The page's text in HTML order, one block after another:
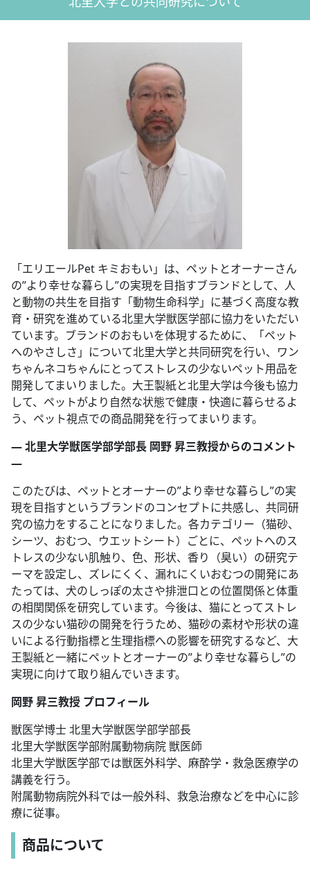
「エリエールPet キミおもい」は、ペットとオーナーさん
の”より幸せな暮らし”の実現を目指すブランドとして、人
と動物の共生を目指す「動物生命科学」に基づく高度な教
育・研究を進めている北里大学獣医学部に協力をいただい
ています。ブランドのおもいを体現するために、「ペット
へのやさしさ」について北里大学と共同研究を行い、ワン
ちゃんネコちゃんにとってストレスの少ないペット用品を
開発してまいりました。大王製紙と北里大学は今後も協力
して、ペットがより自然な状態で健康・快適に暮らせるよ
う、ペット視点での商品開発を行ってまいります。
― 北里大学獣医学部学部長 岡野 昇三教授からのコメント
―
このたびは、ペットとオーナーの”より幸せな暮らし”の実
現を目指すというブランドのコンセプトに共感し、共同研
究の協力をすることになりました。各カテゴリー（猫砂、
シーツ、おむつ、ウエットシート）ごとに、ペットへのス
トレスの少ない肌触り、色、形状、香り（臭い）の研究テ
ーマを設定し、ズレにくく、漏れにくいおむつの開発にあ
たっては、犬のしっぽの太さや排泄口との位置関係と体重
の相関関係を研究しています。今後は、猫にとってストレ
スの少ない猫砂の開発を行うため、猫砂の素材や形状の違
いによる行動指標と生理指標への影響を研究するなど、大
王製紙と一緒にペットとオーナーの”より幸せな暮らし”の
実現に向けて取り組んでいきます。
岡野 昇三教授 プロフィール
獣医学博士 北里大学獣医学部学部長
北里大学獣医学部附属動物病院 獣医師
北里大学獣医学部では獣医外科学、麻酔学・救急医療学の
講義を行う。
附属動物病院外科では一般外科、救急治療などを中心に診
療に従事。
商品について